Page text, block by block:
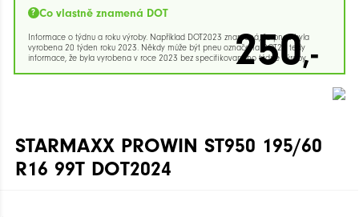
Co vlastně znamená DOT
Informace o týdnu a roku výroby. Například DOT2023 znamená, že pneu byla
vyrobena 20 týden roku 2023. Někdy může být pneu označena DOT23 tedy
informace, že byla vyrobena v roce 2023 bez specifikovaného týdne výroby.
250,-
STARMAXX PROWIN ST950 195/60
R16 99T DOT2024